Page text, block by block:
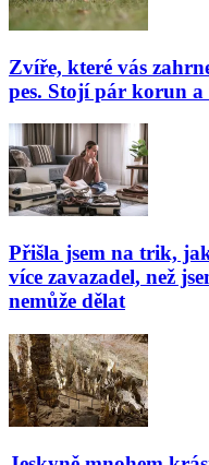
Zvíře, které vás
pes. Stojí pár korun
Přišla jsem na trik,
více zavazadel, než
nemůže dělat